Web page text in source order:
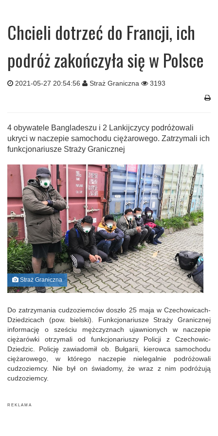
Chcieli dotrzeć do Francji, ich
podróż zakończyła się w Polsce
2021-05-27 20:54:56 Straż Graniczna 3193
4 obywatele Bangladeszu i 2 Lankijczycy podróżowali
ukryci w naczepie samochodu ciężarowego. Zatrzymali ich
funkcjonariusze Straży Granicznej
Straż Graniczna
Do zatrzymania cudzoziemców doszło 25 maja w Czechowicach-
Dziedzicach (pow. bielski). Funkcjonariusze Straży Granicznej
informację o sześciu mężczyznach ujawnionych w naczepie
ciężarówki otrzymali od funkcjonariuszy Policji z Czechowic-
Dziedzic. Policję zawiadomił ob. Bułgarii, kierowca samochodu
ciężarowego, w którego naczepie nielegalnie podróżowali
cudzoziemcy. Nie był on świadomy, że wraz z nim podróżują
cudzoziemcy.
R E K L A M A